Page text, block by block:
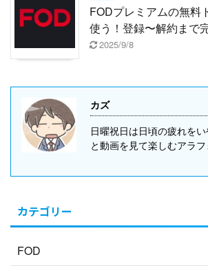
FODプレミアムの無料
使う！登録〜解約まで
2025/9/8
カズ
日曜祝日は日頃の疲れを
と動画を見て楽しむアラフ
カテゴリー
FOD